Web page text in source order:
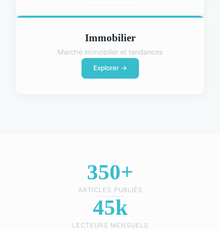
Immobilier
Marché immobilier et tendances
Explorer →
350+
ARTICLES PUBLIÉS
45k
LECTEURS MENSUELS